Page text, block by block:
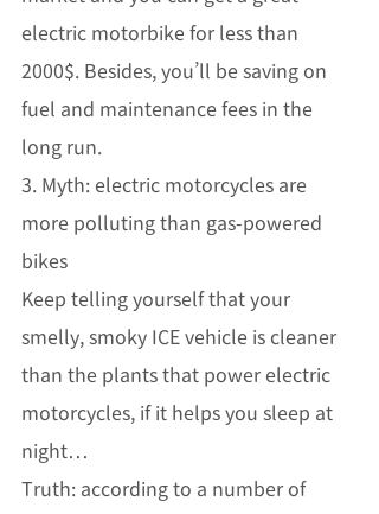
electric motorbike for less than
2000$. Besides, you’ll be saving on
fuel and maintenance fees in the
long run.
3. Myth: electric motorcycles are
more polluting than gas-powered
bikes
Keep telling yourself that your
smelly, smoky ICE vehicle is cleaner
than the plants that power electric
motorcycles, if it helps you sleep at
night…
Truth: according to a number of